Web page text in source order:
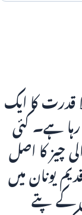
قدرت کا ایک
ہے۔ کئی
چیز کا اصل
یونان میں
کے پتے